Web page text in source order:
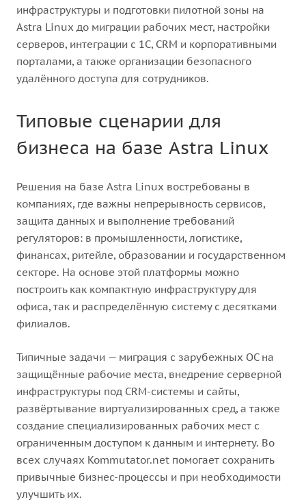
инфраструктуры и подготовки пилотной зоны на
Astra Linux до миграции рабочих мест, настройки
серверов, интеграции с 1С, CRM и корпоративными
порталами, а также организации безопасного
удалённого доступа для сотрудников.
Типовые сценарии для
бизнеса на базе Astra Linux
Решения на базе Astra Linux востребованы в
компаниях, где важны непрерывность сервисов,
защита данных и выполнение требований
регуляторов: в промышленности, логистике,
финансах, ритейле, образовании и государственном
секторе. На основе этой платформы можно
построить как компактную инфраструктуру для
офиса, так и распределённую систему с десятками
филиалов.
Типичные задачи — миграция с зарубежных ОС на
защищённые рабочие места, внедрение серверной
инфраструктуры под CRM-системы и сайты,
развёртывание виртуализированных сред, а также
создание специализированных рабочих мест с
ограниченным доступом к данным и интернету. Во
всех случаях Kommutator.net помогает сохранить
привычные бизнес-процессы и при необходимости
улучшить их.